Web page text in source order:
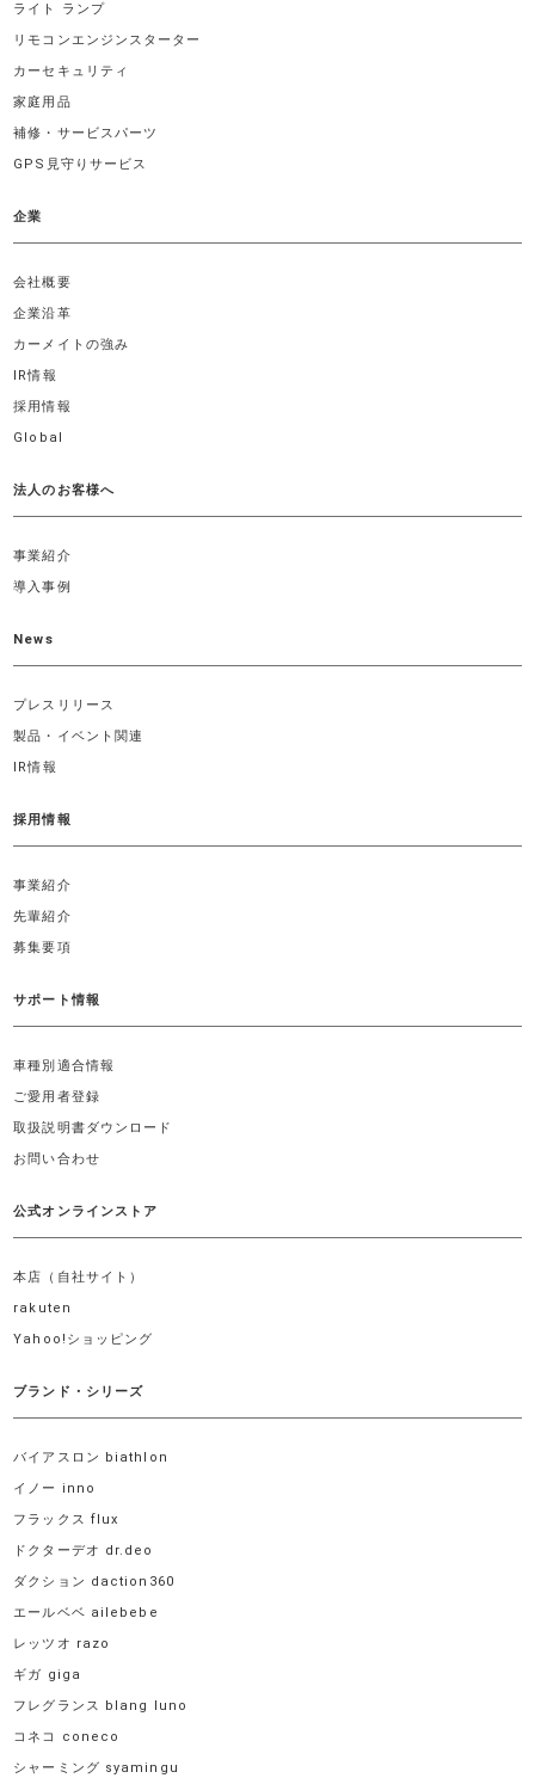
ライト ランプ
リモコンエンジンスターター
カーセキュリティ
家庭用品
補修・サービスパーツ
GPS見守りサービス
企業
会社概要
企業沿革
カーメイトの強み
IR情報
採用情報
Global
法人のお客様へ
事業紹介
導入事例
News
プレスリリース
製品・イベント関連
IR情報
採用情報
事業紹介
先輩紹介
募集要項
サポート情報
車種別適合情報
ご愛用者登録
取扱説明書ダウンロード
お問い合わせ
公式オンラインストア
本店（自社サイト）
rakuten
Yahoo!ショッピング
ブランド・シリーズ
バイアスロン biathlon
イノー inno
フラックス flux
ドクターデオ dr.deo
ダクション daction360
エールベベ ailebebe
レッツオ razo
ギガ giga
フレグランス blang luno
コネコ coneco
シャーミング syamingu